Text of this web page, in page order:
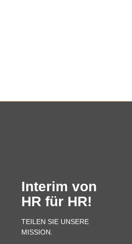
Interim von
HR für HR!
TEILEN SIE UNSERE
MISSION.